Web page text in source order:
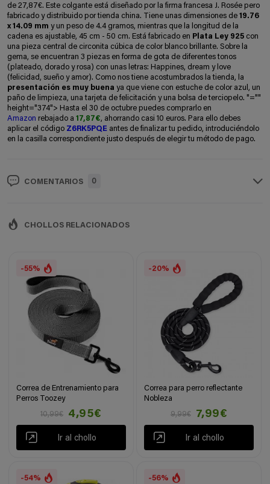
de 27,87€. Este colgante está diseñado por la firma francesa J. Rosée pero
fabricado y distribuido por tienda china. Tiene unas dimensiones de 19.76
x 14.09 mm y un peso de 4.4 gramos, mientras que la longitud de la
cadena es ajustable, 45 cm - 50 cm. Está fabricado en Plata Ley 925 con
una pieza central de circonita cúbica de color blanco brillante. Sobre la
gema, se encuentran 3 piezas en forma de gota de diferentes tonos
(plateado, dorado y rosa) con unas letras: Happines, dream y love
(felicidad, sueño y amor). Como nos tiene acostumbrados la tienda, la
presentación es muy buena ya que viene con estuche de color azul, un
paño de limpieza, una tarjeta de felicitación y una bolsa de terciopelo. "=""
height="374"> Hasta el 30 de octubre puedes comprarlo en
Amazon rebajado a 17,87€, ahorrando casi 10 euros. Para ello debes
aplicar el código Z6RK5PQE antes de finalizar tu pedido, introduciéndolo
en la casilla correspondiente justo después de elegir tu método de pago.
COMENTARIOS 0
CHOLLOS RELACIONADOS
-55%
Correa de Entrenamiento para
Perros Toozey
10,99€
4,95€
Ir al chollo
-20%
Correa para perro reflectante
Nobleza
9,99€
7,99€
Ir al chollo
-54% -56%